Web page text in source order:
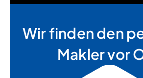
Wir finden den
Makler vor